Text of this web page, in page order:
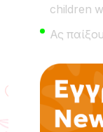
children
Ας